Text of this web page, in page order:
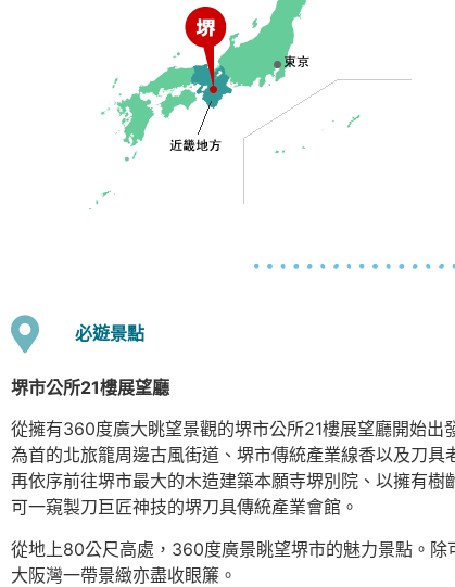
必遊景點
堺市公所21樓展望廳
從擁有360度廣大眺望景觀的堺市公所21樓展望廳開始出
為首的北旅籠周邊古風街道、堺市傳統產業線香以及刀
再依序前往堺市最大的木造建築本願寺堺別院、以擁有
可一窺製刀巨匠神技的堺刀具傳統產業會館。
從地上80公尺高處，360度廣景眺望堺市的魅力景點。
大阪灣一帶景緻亦盡收眼簾。